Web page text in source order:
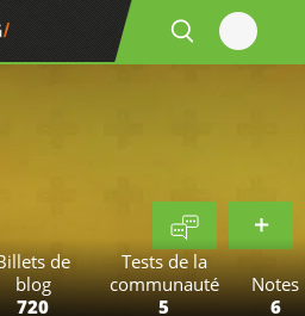
de
blog
720
Tests de la
communauté
5
Notes
6